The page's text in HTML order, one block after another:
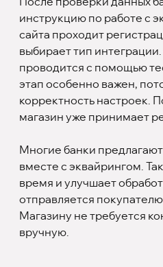
инструкцию по работе с
сайта проходит
выбирает тип
проводится с помощью
этап особенно важен,
корректность настроек.
магазин уже принимает
Многие банки
вместе с эквайрингом.
время и улучшает
отправляется
Магазину не требуется
вручную.